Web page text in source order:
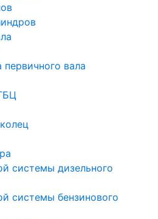
вала
системы дизельного
системы бензинового